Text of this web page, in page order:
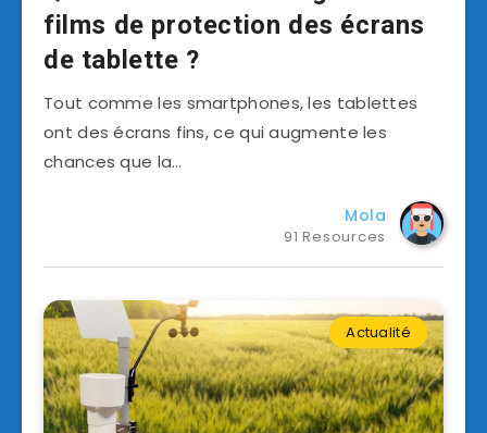
films de protection des écrans
de tablette ?
Tout comme les smartphones, les tablettes
ont des écrans fins, ce qui augmente les
chances que la…
Mola
91 Resources
Actualité